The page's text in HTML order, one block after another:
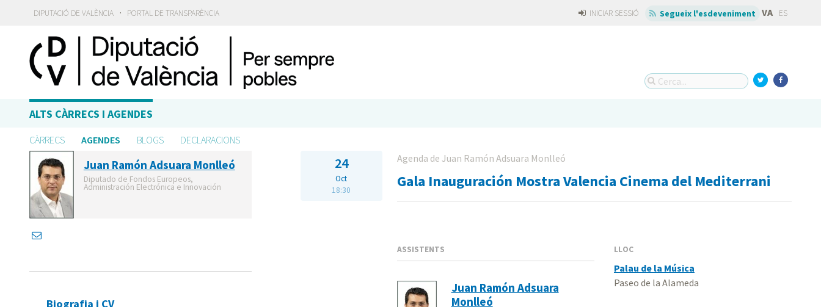
DIPUTACIÓ DE VALÈNCIA · PORTAL DE TRANSPARÈNCIA INICIAR SESSIÓ Segueix l'esdeveniment VA ES
ALTS CÀRRECS I AGENDES
CÀRRECS AGENDES BLOGS DECLARACIONS
Juan Ramón Adsuara Monlleó
Diputado de Fondos Europeos,
Administración Electrónica e Innovación
Biografia i CV
24
Oct
18:30
Agenda de Juan Ramón Adsuara Monlleó
Gala Inauguración Mostra Valencia Cinema del Mediterrani
ASSISTENTS
Juan Ramón Adsuara
Monlleó
LLOC
Palau de la Música
Paseo de la Alameda